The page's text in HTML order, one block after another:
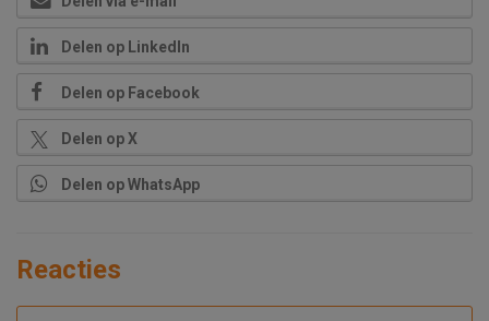
Delen op LinkedIn
Delen op Facebook
Delen op X
Delen op WhatsApp
Reacties